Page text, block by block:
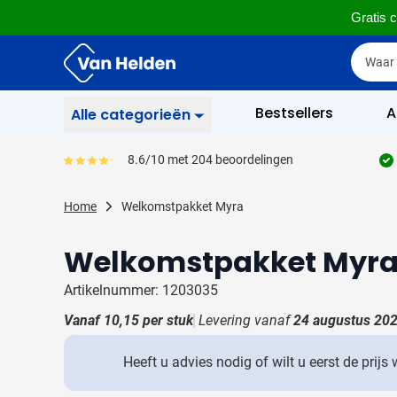
Gratis
Ga naar de inhoud Zoek
Zoek
Alle categorieën
Schrijfgerief
Weggevertjes
Toon submenu voor
Multimedia
Toon submenu voor
Tassen
Gereedschap & Veiligheid
Toon submenu voor
Bestsellers
Gemiddeld reviewpercentage is 86
8.6/10 met 204 beoordelingen
Home Welkomstpakket Myra
Welkomstpakket Myra
Artikelnummer: 1203035
Vanaf 10,15 per stuk Levering vanaf24 augustus
Heeft u advies nodig of wilt u eerst de prijs